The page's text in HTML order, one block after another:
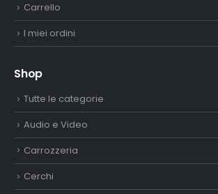
Carrello
I miei ordini
Shop
Tutte le categorie
Audio e Video
Carrozzeria
Cerchi